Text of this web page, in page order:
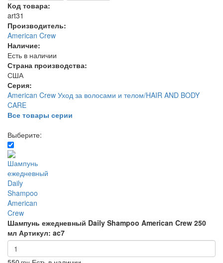
Код товара:
art31
Производитель:
American Crew
Наличие:
Есть в наличии
Страна производства:
США
Серия:
American Crew Уход за волосами и телом/HAIR AND BODY
CARE
Все товары серии
Выберите:
Шампунь ежедневный Daily Shampoo American Crew 250
мл Артикул: ac7